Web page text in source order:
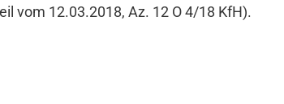
vom 12.03.2018, Az. 12 O 4/18 KfH).